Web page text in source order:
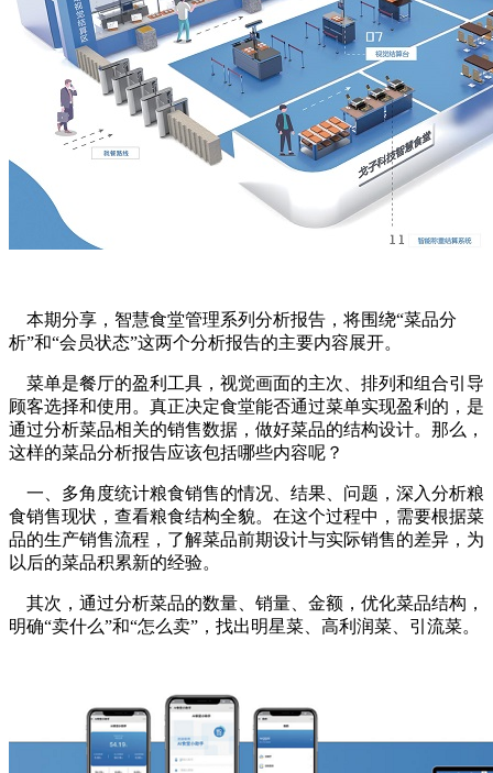
本期分享，智慧食堂管理系列分析报告，将围绕“菜品分
析”和“会员状态”这两个分析报告的主要内容展开。
菜单是餐厅的盈利工具，视觉画面的主次、排列和组合引导
顾客选择和使用。真正决定食堂能否通过菜单实现盈利的，是
通过分析菜品相关的销售数据，做好菜品的结构设计。那么，
这样的菜品分析报告应该包括哪些内容呢？
一、多角度统计粮食销售的情况、结果、问题，深入分析粮
食销售现状，查看粮食结构全貌。在这个过程中，需要根据菜
品的生产销售流程，了解菜品前期设计与实际销售的差异，为
以后的菜品积累新的经验。
其次，通过分析菜品的数量、销量、金额，优化菜品结构，
明确“卖什么”和“怎么卖”，找出明星菜、高利润菜、引流菜。